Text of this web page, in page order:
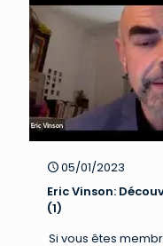
05/01/2023
Eric Vinson:
(1)
Si vous êtes